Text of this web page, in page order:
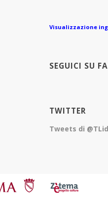
Visualizzazione
SEGUICI SU
TWITTER
Tweets di